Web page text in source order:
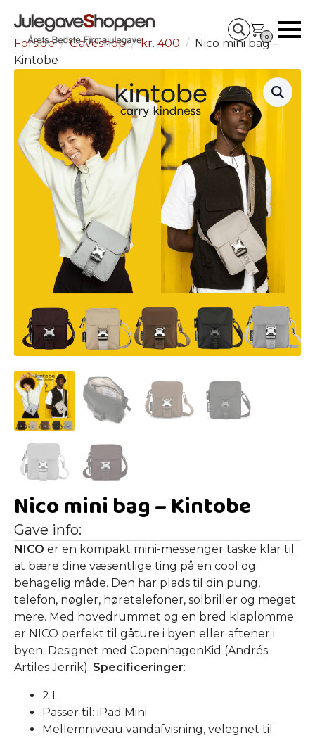
0
Forside Gaveshop kr. 400
Nico mini bag –
Kintobe
Nico mini bag – Kintobe
Gave info:
NICO er en kompakt mini-messenger taske klar til
at bære dine væsentlige ting på en cool og
behagelig måde. Den har plads til din pung,
telefon, nøgler, høretelefoner, solbriller og meget
mere. Med hovedrummet og en bred klaplomme
er NICO perfekt til gåture i byen eller aftener i
byen. Designet med CopenhagenKid (Andrés
Artiles Jerrik). Specificeringer:
2 L
Passer til: iPad Mini
Mellemniveau vandafvisning, velegnet til